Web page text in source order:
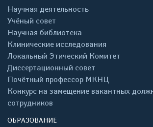
Научная деятельность
Учёный совет
Научная библиотека
Клинические исследования
Локальный Этический Комитет
Диссертационный совет
Почётный профессор МКНЦ
Конкурс на замещение вакантных
сотрудников
ОБРАЗОВАНИЕ